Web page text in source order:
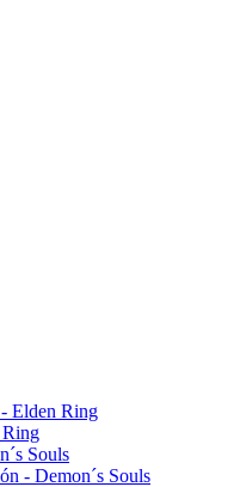
Elden Ring
Ring
Souls
- Demon´s Souls